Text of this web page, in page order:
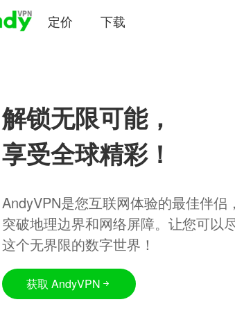
定价 下载
解锁无限可能，
享受全球精彩！
AndyVPN是您互联网体验的最佳伴侣
突破地理边界和网络屏障。让您可以
这个无界限的数字世界！
获取 AndyVPN